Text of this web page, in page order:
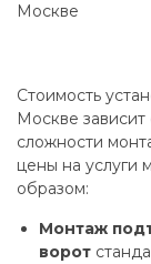
Москве
Стоимость
Москве
сложности
цены на услуги
образом:
Монтаж
ворот